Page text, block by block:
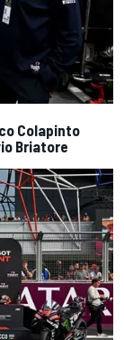
Colapinto
Briatore